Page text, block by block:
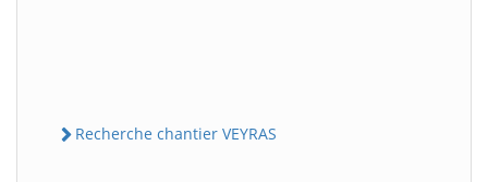
Recherche chantier VEYRAS